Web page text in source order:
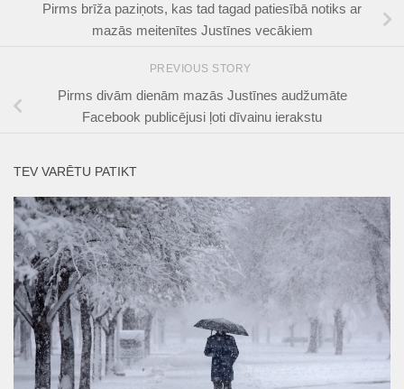
Pirms brīža paziņots, kas tad tagad patiesībā notiks ar
mazās meitenītes Justīnes vecākiem
PREVIOUS STORY
Pirms divām dienām mazās Justīnes audžumāte
Facebook publicējusi ļoti dīvainu ierakstu
TEV VARĒTU PATIKT